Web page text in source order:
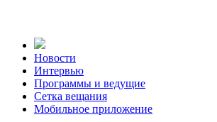
Новости
Интервью
Программы и ведущие
Сетка вещания
Мобильное приложение